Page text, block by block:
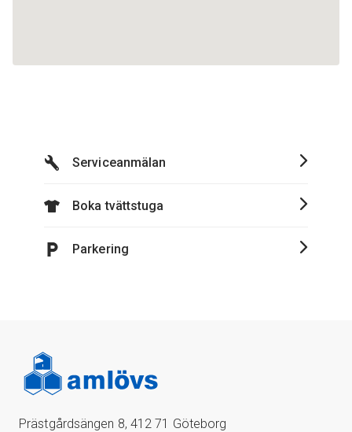
Serviceanmälan
Boka tvättstuga
Parkering
Prästgårdsängen 8, 412 71 Göteborg